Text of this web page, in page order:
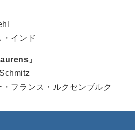
インド
』
フランス・ルクセンブルク